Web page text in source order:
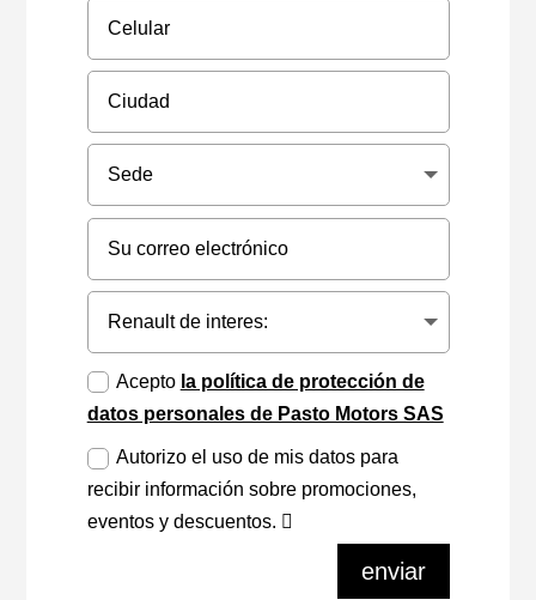
Acepto la política de protección de
datos personales de Pasto Motors SAS
Autorizo el uso de mis datos para
recibir información sobre promociones,
eventos y descuentos.
enviar